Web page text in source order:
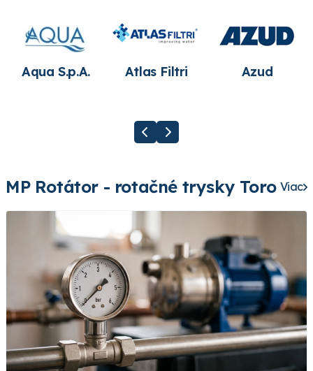
Aqua S.p.A. Atlas Filtri Azud
MP Rotátor - rotačné trysky Toro Viac